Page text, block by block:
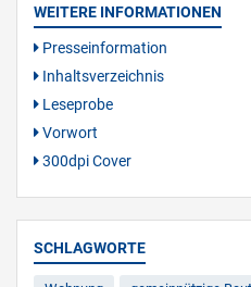
WEITERE INFORMATIONEN
Presseinformation
Inhaltsverzeichnis
Leseprobe
Vorwort
300dpi Cover
SCHLAGWORTE